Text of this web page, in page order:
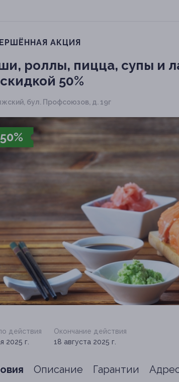
АКЦИЯ
роллы, пицца, супы и
50%
бул. Профсоюзов, д. 19г
действия
2025 г.
Окончание действия
18 августа 2025 г.
Описание Гарантии